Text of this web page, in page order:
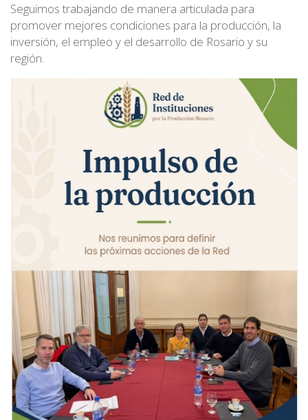
Seguimos trabajando de manera articulada para
promover mejores condiciones para la producción, la
inversión, el empleo y el desarrollo de Rosario y su
región.